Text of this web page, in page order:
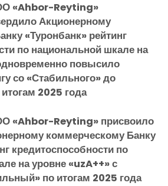
«Ahbor-Reyting»
Акционерному
«Туронбанк» рейтинг
по национальной шкале на
повысило
со «Стабильного» до
2025 года
«Ahbor-Reyting» присвоило
коммерческому Банку
кредитоспособности по
на уровне «uzA++» с
по итогам 2025 года